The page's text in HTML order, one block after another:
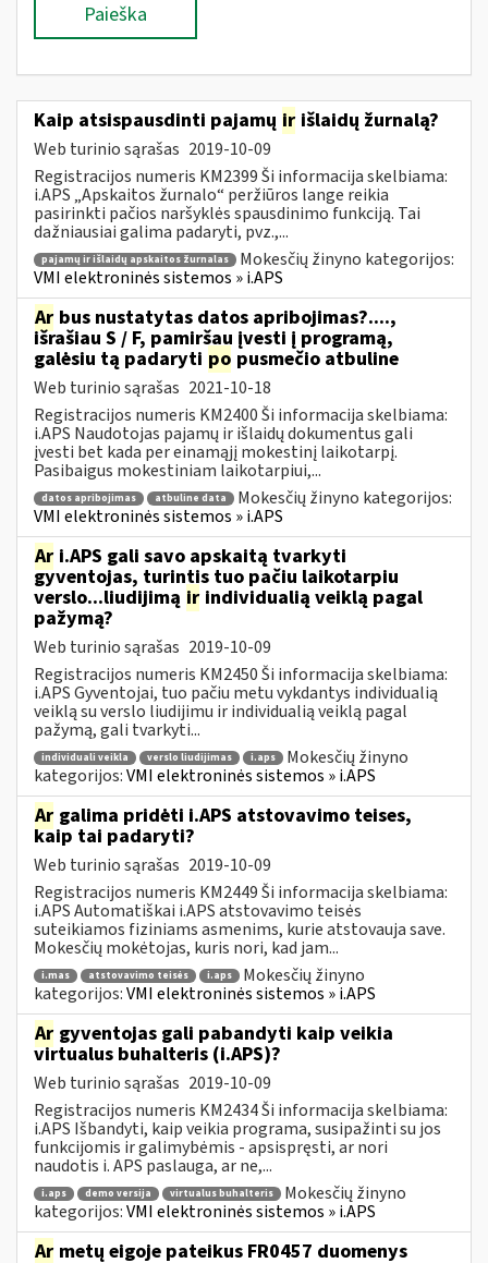
Paieška
Kaip atsispausdinti pajamų ir išlaidų žurnalą?
Web turinio sąrašas 2019-10-09
Registracijos numeris KM2399 Ši informacija skelbiama:
i.APS „Apskaitos žurnalo“ peržiūros lange reikia
pasirinkti pačios naršyklės spausdinimo funkciją. Tai
dažniausiai galima padaryti, pvz.,...
pajamų ir išlaidų apskaitos žurnalas
Mokesčių žinyno kategorijos:
VMI elektroninės sistemos » i.APS
Ar bus nustatytas datos apribojimas?....,
išrašiau S / F, pamiršau įvesti į programą,
galėsiu tą padaryti po pusmečio atbuline
Web turinio sąrašas 2021-10-18
Registracijos numeris KM2400 Ši informacija skelbiama:
i.APS Naudotojas pajamų ir išlaidų dokumentus gali
įvesti bet kada per einamąjį mokestinį laikotarpį.
Pasibaigus mokestiniam laikotarpiui,...
datos apribojimas atbuline data
Mokesčių žinyno kategorijos:
VMI elektroninės sistemos » i.APS
Ar i.APS gali savo apskaitą tvarkyti
gyventojas, turintis tuo pačiu laikotarpiu
verslo...liudijimą ir individualią veiklą pagal
pažymą?
Web turinio sąrašas 2019-10-09
Registracijos numeris KM2450 Ši informacija skelbiama:
i.APS Gyventojai, tuo pačiu metu vykdantys individualią
veiklą su verslo liudijimu ir individualią veiklą pagal
pažymą, gali tvarkyti...
individuali veikla verslo liudijimas i.aps
Mokesčių žinyno
kategorijos:VMI elektroninės sistemos » i.APS
Ar galima pridėti i.APS atstovavimo teises,
kaip tai padaryti?
Web turinio sąrašas 2019-10-09
Registracijos numeris KM2449 Ši informacija skelbiama:
i.APS Automatiškai i.APS atstovavimo teisės
suteikiamos fiziniams asmenims, kurie atstovauja save.
Mokesčių mokėtojas, kuris nori, kad jam...
i.mas atstovavimo teisės i.aps
Mokesčių žinyno
kategorijos:VMI elektroninės sistemos » i.APS
Ar gyventojas gali pabandyti kaip veikia
virtualus buhalteris (i.APS)?
Web turinio sąrašas 2019-10-09
Registracijos numeris KM2434 Ši informacija skelbiama:
i.APS Išbandyti, kaip veikia programa, susipažinti su jos
funkcijomis ir galimybėmis - apsispręsti, ar nori
naudotis i. APS paslauga, ar ne,...
i.aps demo versija virtualus buhalteris
Mokesčių žinyno
kategorijos:VMI elektroninės sistemos » i.APS
Ar metų eigoje pateikus FR0457 duomenys